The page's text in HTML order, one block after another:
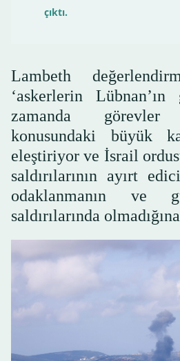
çıktı.
Lambeth
‘askerlerin
zamanda
konusundaki büyük
eleştiriyor ve İsrail
saldırılarının ayırt
odaklanmanın ve
saldırılarında